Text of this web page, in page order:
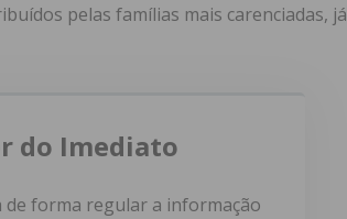
pelas famílias mais carenciadas, já
do Imediato
forma regular a informação